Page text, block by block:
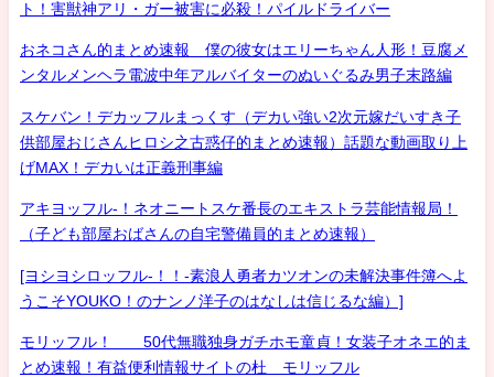
ト！害獣神アリ・ガー被害に必殺！パイルドライバー
おネコさん的まとめ速報 僕の彼女はエリーちゃん人形！豆腐メ
ンタルメンヘラ電波中年アルバイターのぬいぐるみ男子末路編
スケバン！デカッフルまっくす（デカい強い2次元嫁だいすき子
供部屋おじさんヒロシ之古惑仔的まとめ速報）話題な動画取り上
げMAX！デカいは正義刑事編
アキヨッフル-！ネオニートスケ番長のエキストラ芸能情報局！
（子ども部屋おばさんの自宅警備員的まとめ速報）
[ヨシヨシロッフル-！！-素浪人勇者カツオンの未解決事件簿へよ
うこそYOUKO！のナンノ洋子のはなしは信じるな編）]
モリッフル！ 50代無職独身ガチホモ童貞！女装子オネエ的ま
とめ速報！有益便利情報サイトの杜 モリッフル